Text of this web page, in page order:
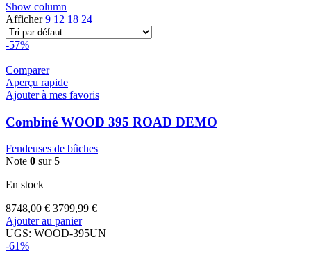
Show column
Afficher9 12 18 24
-57%
Comparer
Aperçu rapide
Ajouter à mes favoris
Combiné WOOD 395 ROAD DEMO
Fendeuses de bûches
Note 0 sur 5
En stock
8748,00€ 3799,99 €
Ajouter au panier
UGS: WOOD-395UN
-61%